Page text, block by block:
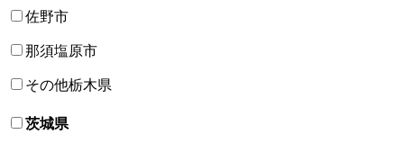
佐野市
那須塩原市
その他栃木県
茨城県